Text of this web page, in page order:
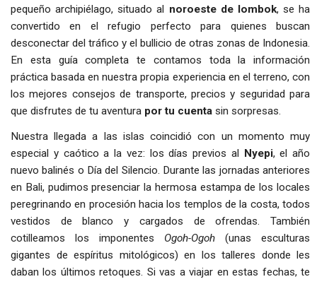
pequeño archipiélago, situado al noroeste de lombok, se ha
convertido en el refugio perfecto para quienes buscan
desconectar del tráfico y el bullicio de otras zonas de Indonesia.
En esta guía completa te contamos toda la información
práctica basada en nuestra propia experiencia en el terreno, con
los mejores consejos de transporte, precios y seguridad para
que disfrutes de tu aventura por tu cuenta sin sorpresas.
Nuestra llegada a las islas coincidió con un momento muy
especial y caótico a la vez: los días previos al Nyepi, el año
nuevo balinés o Día del Silencio. Durante las jornadas anteriores
en Bali, pudimos presenciar la hermosa estampa de los locales
peregrinando en procesión hacia los templos de la costa, todos
vestidos de blanco y cargados de ofrendas. También
cotilleamos los imponentes Ogoh-Ogoh (unas esculturas
gigantes de espíritus mitológicos) en los talleres donde les
daban los últimos retoques. Si vas a viajar en estas fechas, te